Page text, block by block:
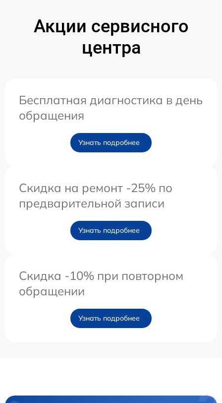
Акции сервисного
центра
Бесплатная диагностика в день
обращения
Узнать подробнее
Скидка на ремонт -25% по
предварительной записи
Узнать подробнее
Скидка -10% при повторном
обращении
Узнать подробнее